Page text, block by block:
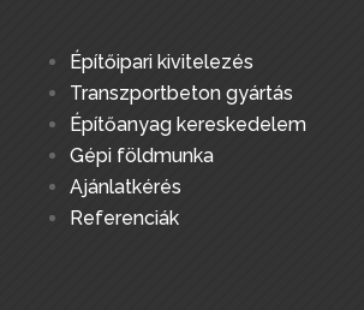
Építőipari kivitelezés
Transzportbeton gyártás
Építőanyag kereskedelem
Gépi földmunka
Ajánlatkérés
Referenciák